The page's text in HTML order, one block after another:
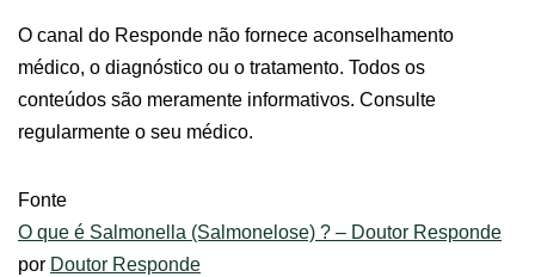
O canal do Responde não fornece aconselhamento
médico, o diagnóstico ou o tratamento. Todos os
conteúdos são meramente informativos. Consulte
regularmente o seu médico.
Fonte
O que é Salmonella (Salmonelose) ? – Doutor Responde
por Doutor Responde